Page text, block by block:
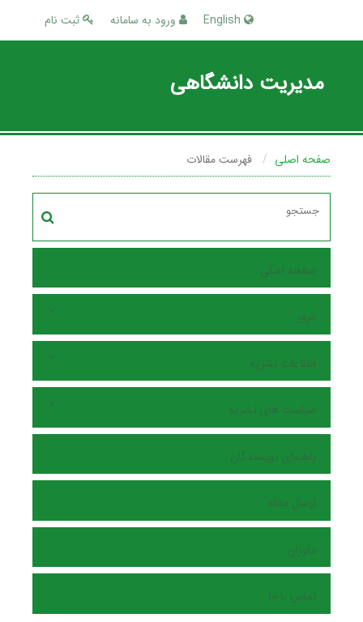
ثبت نام ورود به سامانه
مدیریت دانشگاهی
صفحه اصلی فهرست مقالات
صفحه اصلی
مرور
اطلاعات نشریه
سیاست های نشریه
راهنمای نویسندگان
ارسال مقاله
داوران
تماس با ما